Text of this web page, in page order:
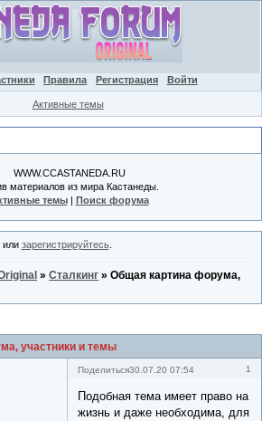
Правила Регистрация Войти
Активные темы
WWW.CCASTANEDA.RU
материалов из мира Кастанеды.
темы| Поиск форума
или зарегистрируйтесь.
»Сталкинг »Общая картина форума,
участники и темы
Поделиться 1
30.07.20 07:54
Подобная тема имеет право на
жизнь и даже необходима, для